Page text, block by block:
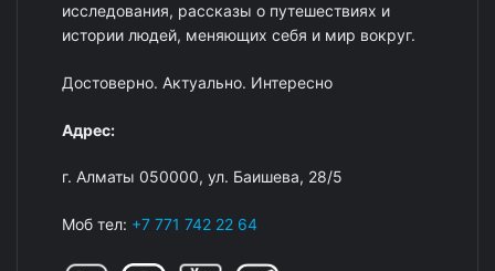
исследования, рассказы о путешествиях и
истории людей, меняющих себя и мир вокруг.
Достоверно. Актуально. Интересно
Адрес:
г. Алматы 050000, ул. Баишева, 28/5
Моб тел: +7 771 742 22 64